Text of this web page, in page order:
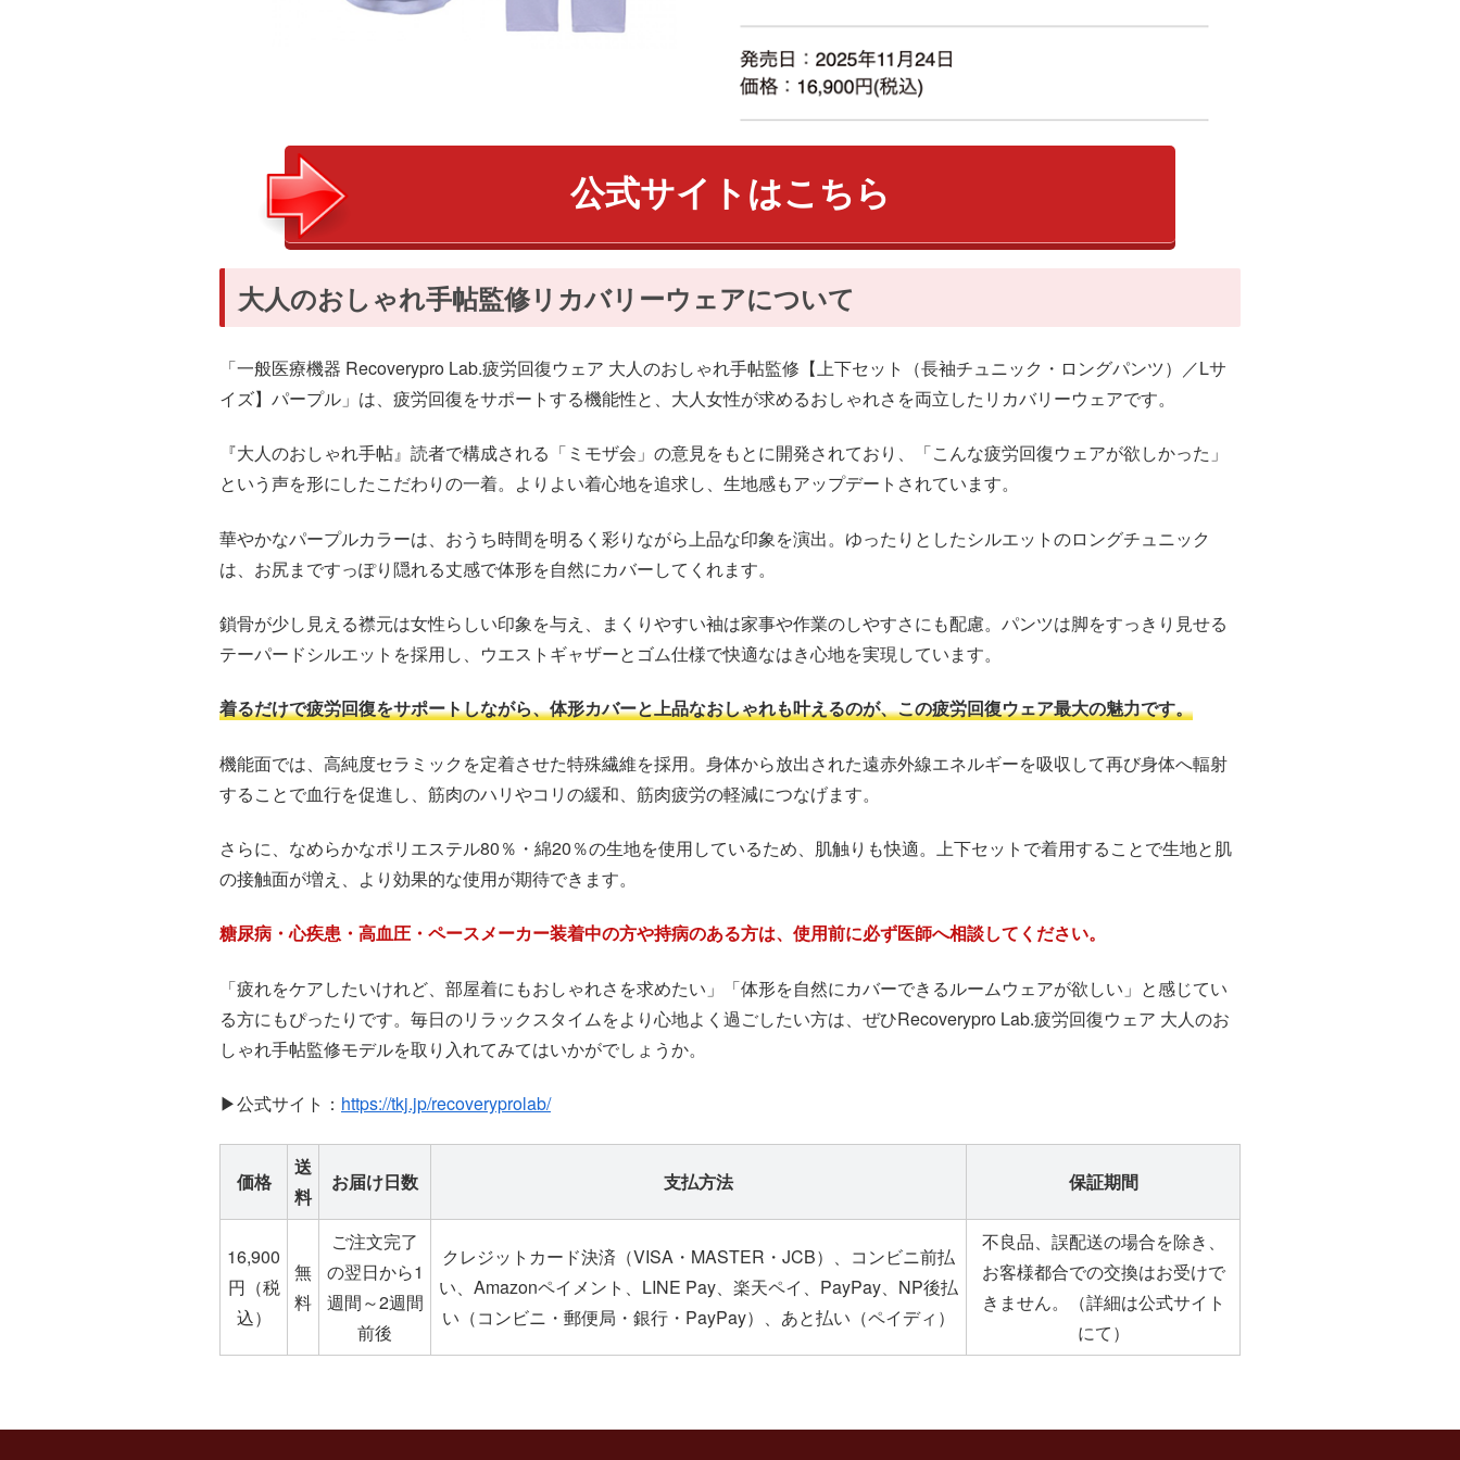
公式サイトはこちら
大人のおしゃれ手帖監修リカバリーウェアについて
「一般医療機器 Recoverypro Lab.疲労回復ウェア 大人のおしゃれ手帖監修【上下セット（長袖チュニック・ロングパンツ）／Lサ
イズ】パープル」は、疲労回復をサポートする機能性と、大人女性が求めるおしゃれさを両立したリカバリーウェアです。
『大人のおしゃれ手帖』読者で構成される「ミモザ会」の意見をもとに開発されており、「こんな疲労回復ウェアが欲しかった」
という声を形にしたこだわりの一着。よりよい着心地を追求し、生地感もアップデートされています。
華やかなパープルカラーは、おうち時間を明るく彩りながら上品な印象を演出。ゆったりとしたシルエットのロングチュニック
は、お尻まですっぽり隠れる丈感で体形を自然にカバーしてくれます。
鎖骨が少し見える襟元は女性らしい印象を与え、まくりやすい袖は家事や作業のしやすさにも配慮。パンツは脚をすっきり見せる
テーパードシルエットを採用し、ウエストギャザーとゴム仕様で快適なはき心地を実現しています。
着るだけで疲労回復をサポートしながら、体形カバーと上品なおしゃれも叶えるのが、この疲労回復ウェア最大の魅力です。
機能面では、高純度セラミックを定着させた特殊繊維を採用。身体から放出された遠赤外線エネルギーを吸収して再び身体へ輻射
することで血行を促進し、筋肉のハリやコリの緩和、筋肉疲労の軽減につなげます。
さらに、なめらかなポリエステル80％・綿20％の生地を使用しているため、肌触りも快適。上下セットで着用することで生地と肌
の接触面が増え、より効果的な使用が期待できます。
糖尿病・心疾患・高血圧・ペースメーカー装着中の方や持病のある方は、使用前に必ず医師へ相談してください。
「疲れをケアしたいけれど、部屋着にもおしゃれさを求めたい」「体形を自然にカバーできるルームウェアが欲しい」と感じてい
る方にもぴったりです。毎日のリラックスタイムをより心地よく過ごしたい方は、ぜひRecoverypro Lab.疲労回復ウェア 大人のお
しゃれ手帖監修モデルを取り入れてみてはいかがでしょうか。
▶公式サイト： https://tkj.jp/recoveryprolab/
価格
送
料
お届け日数 支払方法 保証期間
16,900
円（税
込）
無
料
ご注文完了
の翌日から1
週間～2週間
前後
クレジットカード決済（VISA・MASTER・JCB）、コンビニ前払
い、Amazonペイメント、LINE Pay、楽天ペイ、PayPay、NP後払
い（コンビニ・郵便局・銀行・PayPay）、あと払い（ペイディ）
不良品、誤配送の場合を除き、
お客様都合での交換はお受けで
きません。（詳細は公式サイト
にて）